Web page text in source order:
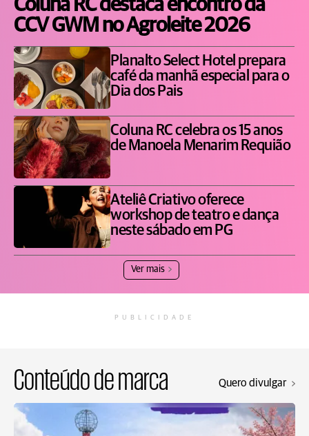
Coluna RC destaca encontro da
CCV GWM no Agroleite 2026
Planalto Select Hotel prepara
café da manhã especial para o
Dia dos Pais
Coluna RC celebra os 15 anos
de Manoela Menarim Requião
Ateliê Criativo oferece
workshop de teatro e dança
neste sábado em PG
Ver mais
PUBLICIDADE
Conteúdo de marca Quero divulgar